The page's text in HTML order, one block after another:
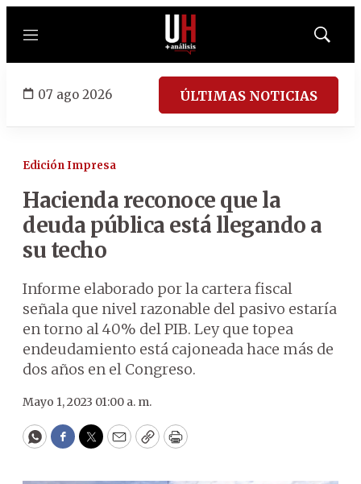
Menú
Mostrar
07 ago 2026 ÚLTIMAS NOTICIAS
Edición Impresa
Hacienda reconoce que la
deuda pública está llegando a
su techo
Informe elaborado por la cartera fiscal
señala que nivel razonable del pasivo estaría
en torno al 40% del PIB. Ley que topea
endeudamiento está cajoneada hace más de
dos años en el Congreso.
Mayo 1, 2023 01:00 a. m.
WhatsApp
Facebook
Twitter
EmailCopyPrint